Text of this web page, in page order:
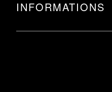
INFORMATIONS